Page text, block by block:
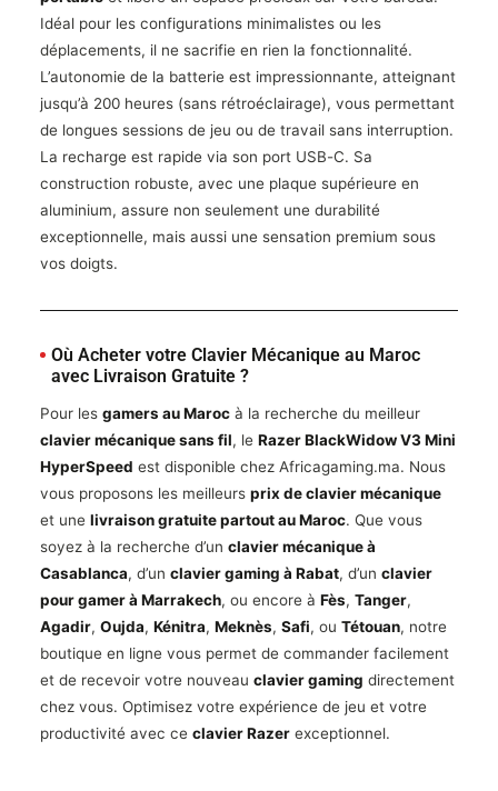
Idéal pour les configurations minimalistes ou les
déplacements, il ne sacrifie en rien la fonctionnalité.
L’autonomie de la batterie est impressionnante, atteignant
jusqu’à 200 heures (sans rétroéclairage), vous permettant
de longues sessions de jeu ou de travail sans interruption.
La recharge est rapide via son port USB-C. Sa
construction robuste, avec une plaque supérieure en
aluminium, assure non seulement une durabilité
exceptionnelle, mais aussi une sensation premium sous
vos doigts.
Où Acheter votre Clavier Mécanique au Maroc
avec Livraison Gratuite ?
Pour les gamers au Maroc à la recherche du meilleur
clavier mécanique sans fil, le Razer BlackWidow V3 Mini
HyperSpeed est disponible chez Africagaming.ma. Nous
vous proposons les meilleurs prix de clavier mécanique
et une livraison gratuite partout au Maroc. Que vous
soyez à la recherche d’un clavier mécanique à
Casablanca, d’un clavier gaming à Rabat, d’un clavier
pour gamer à Marrakech, ou encore à Fès, Tanger,
Agadir, Oujda, Kénitra, Meknès, Safi, ou Tétouan, notre
boutique en ligne vous permet de commander facilement
et de recevoir votre nouveau clavier gaming directement
chez vous. Optimisez votre expérience de jeu et votre
productivité avec ce clavier Razer exceptionnel.